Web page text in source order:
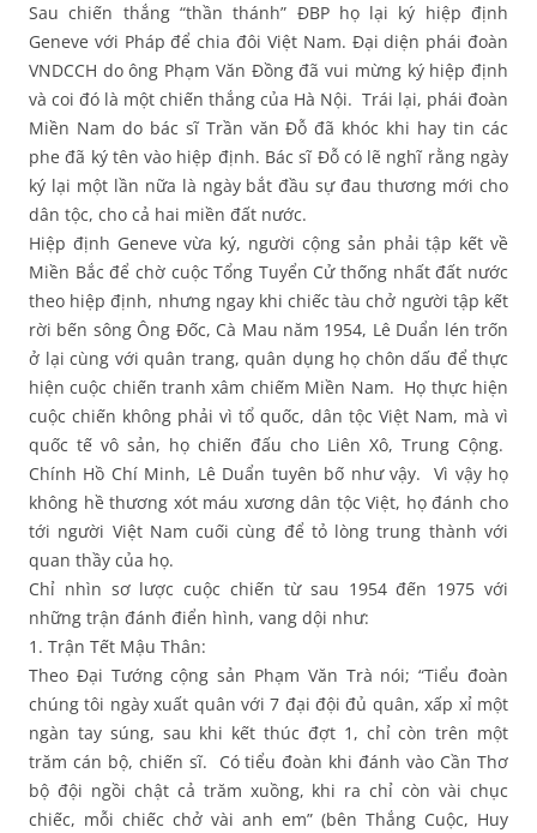
Sau chiến thắng “thần thánh” ĐBP họ lại ký hiệp định
Geneve với Pháp để chia đôi Việt Nam. Đại diện phái đoàn
VNDCCH do ông Phạm Văn Đồng đã vui mừng ký hiệp định
và coi đó là một chiến thắng của Hà Nội. Trái lại, phái đoàn
Miền Nam do bác sĩ Trần văn Đỗ đã khóc khi hay tin các
phe đã ký tên vào hiệp định. Bác sĩ Đỗ có lẽ nghĩ rằng ngày
ký lại một lần nữa là ngày bắt đầu sự đau thương mới cho
dân tộc, cho cả hai miền đất nước.
Hiệp định Geneve vừa ký, người cộng sản phải tập kết về
Miền Bắc để chờ cuộc Tổng Tuyển Cử thống nhất đất nước
theo hiệp định, nhưng ngay khi chiếc tàu chở người tập kết
rời bến sông Ông Đốc, Cà Mau năm 1954, Lê Duẩn lén trốn
ở lại cùng với quân trang, quân dụng họ chôn dấu để thực
hiện cuộc chiến tranh xâm chiếm Miền Nam. Họ thực hiện
cuộc chiến không phải vì tổ quốc, dân tộc Việt Nam, mà vì
quốc tế vô sản, họ chiến đấu cho Liên Xô, Trung Cộng.
Chính Hồ Chí Minh, Lê Duẩn tuyên bố như vậy. Vì vậy họ
không hề thương xót máu xương dân tộc Việt, họ đánh cho
tới người Việt Nam cuối cùng để tỏ lòng trung thành với
quan thầy của họ.
Chỉ nhìn sơ lược cuộc chiến từ sau 1954 đến 1975 với
những trận đánh điển hình, vang dội như:
1. Trận Tết Mậu Thân:
Theo Đại Tướng cộng sản Phạm Văn Trà nói; “Tiểu đoàn
chúng tôi ngày xuất quân với 7 đại đội đủ quân, xấp xỉ một
ngàn tay súng, sau khi kết thúc đợt 1, chỉ còn trên một
trăm cán bộ, chiến sĩ. Có tiểu đoàn khi đánh vào Cần Thơ
bộ đội ngồi chật cả trăm xuồng, khi ra chỉ còn vài chục
chiếc, mỗi chiếc chở vài anh em” (bên Thắng Cuộc, Huy